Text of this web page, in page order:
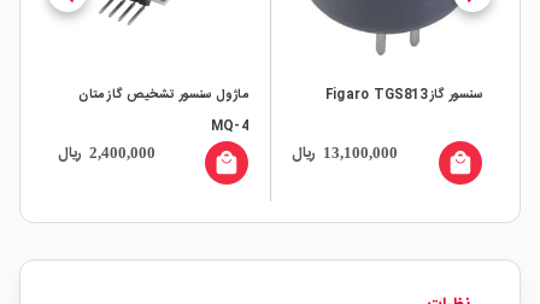
سنسور گاز Figaro TGS813
13,100,000 ریال local_mall
ماژول سنسور تشخیص گاز متان
MQ-4
2,400,000 ریال local_mall